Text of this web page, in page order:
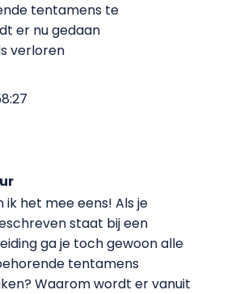
tentamens te
er nu gedaan
verloren
ik het mee eens! Als je
staat bij een
ga je toch gewoon alle
tentamens
Waarom wordt er vanuit